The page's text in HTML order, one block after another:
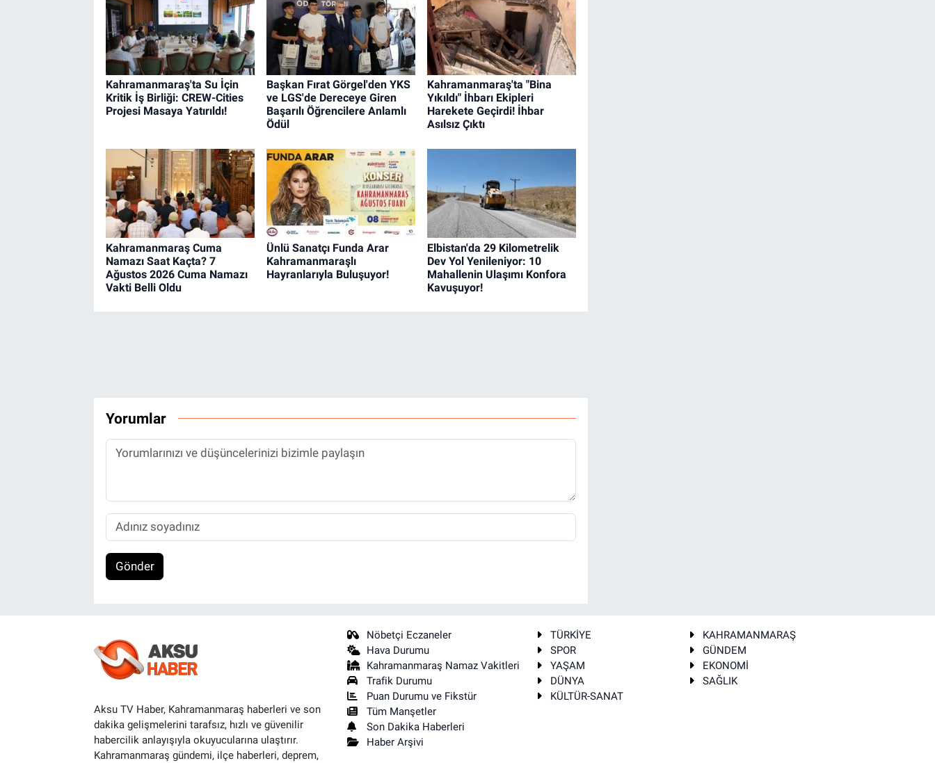
Kahramanmaraş'ta Su İçin
Kritik İş Birliği: CREW-Cities
Projesi Masaya Yatırıldı!
Başkan Fırat Görgel'den YKS
ve LGS'de Dereceye Giren
Başarılı Öğrencilere Anlamlı
Ödül
Kahramanmaraş'ta "Bina
Yıkıldı" İhbarı Ekipleri
Harekete Geçirdi! İhbar
Asılsız Çıktı
Kahramanmaraş Cuma
Namazı Saat Kaçta? 7
Ağustos 2026 Cuma Namazı
Vakti Belli Oldu
Ünlü Sanatçı Funda Arar
Kahramanmaraşlı
Hayranlarıyla Buluşuyor!
Elbistan'da 29 Kilometrelik
Dev Yol Yenileniyor: 10
Mahallenin Ulaşımı Konfora
Kavuşuyor!
Yorumlar
Gönder
Aksu TV Haber, Kahramanmaraş haberleri ve son
dakika gelişmelerini tarafsız, hızlı ve güvenilir
habercilik anlayışıyla okuyucularına ulaştırır.
Kahramanmaraş gündemi, ilçe haberleri, deprem,
Nöbetçi Eczaneler
Hava Durumu
Kahramanmaraş Namaz Vakitleri
Trafik Durumu
Puan Durumu ve Fikstür
Tüm Manşetler
Son Dakika Haberleri
Haber Arşivi
TÜRKİYE
KAHRAMANMARAŞ
SPOR
GÜNDEM
YAŞAM
EKONOMİ
DÜNYA
SAĞLIK
KÜLTÜR-SANAT